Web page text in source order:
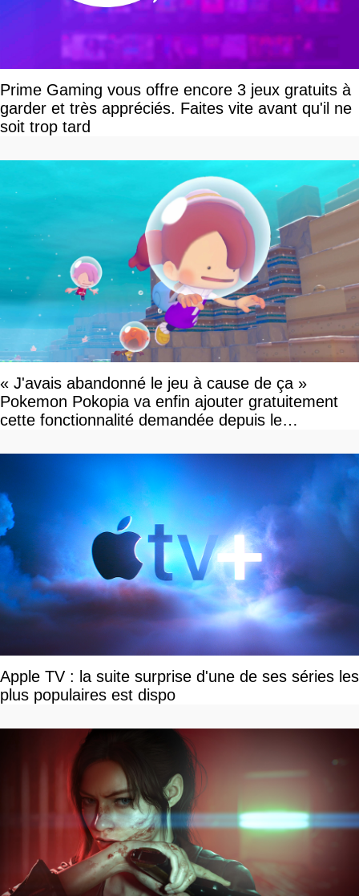
Prime Gaming vous offre encore 3 jeux gratuits à
garder et très appréciés. Faites vite avant qu'il ne
soit trop tard
« J'avais abandonné le jeu à cause de ça »
Pokemon Pokopia va enfin ajouter gratuitement
cette fonctionnalité demandée depuis le
Apple TV : la suite surprise d'une de ses séries les
plus populaires est dispo